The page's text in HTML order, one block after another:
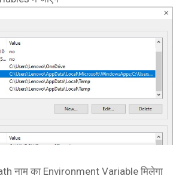
नाम का Environment Variable मिलेगा